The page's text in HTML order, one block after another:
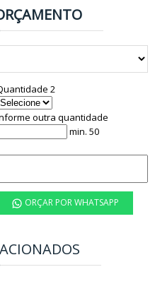
2
outra quantidade
min. 50
ORÇAR POR WHATSAPP